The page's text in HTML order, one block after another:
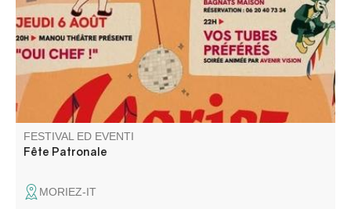
longue, messe, dépôt de gerbes, et repas sur résa.
FESTIVAL ED EVENTI
Fête Patronale
MORIEZ-IT